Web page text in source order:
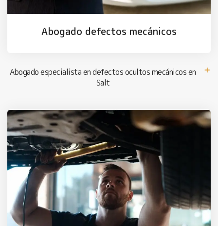
Abogado defectos mecánicos
Abogado especialista en defectos ocultos mecánicos en
Salt